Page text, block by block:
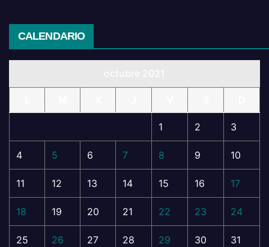
CALENDARIO
1 2 3
4 5 6 7 8 9 10
11 12 13 14 15 16 17
18 19 20 21 22 23 24
25 26 27 28 29 30 31